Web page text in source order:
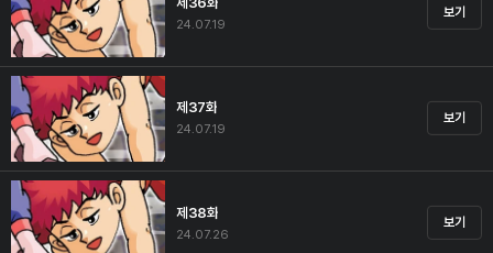
24.07.19
보기
제37화
24.07.19
보기
제38화
24.07.26
보기